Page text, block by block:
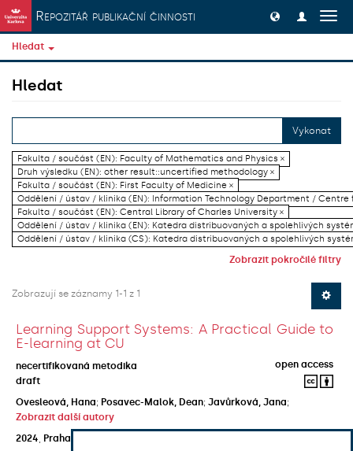
Přeskočit na obsah
Repozitář publikační činnosti
Hledat
Hledat
Vykonat
Fakulta / součást (EN): Faculty of Mathematics and Physics ×
Druh výsledku (EN): other result::uncertified methodology ×
Fakulta / součást (EN): First Faculty of Medicine ×
Oddělení / ústav / klinika (EN): Information Technology Department / Centre
Fakulta / součást (EN): Central Library of Charles University ×
Oddělení / ústav / klinika (EN): Katedra distribuovaných a spolehlivých
Oddělení / ústav / klinika (CS): Katedra distribuovaných a spolehlivých
Zobrazit pokročilé filtry
Zobrazují se záznamy 1-1 z 1
Learning Support Systems: A Practical Guide to
E-learning at CU
necertifikovaná metodika
open access
draft
Ovesleová, Hana; Posavec-Malok, Dean; Javůrková, Jana;
Zobrazit další autory
2024
Praha